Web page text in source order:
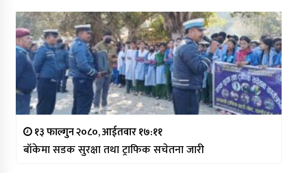
१३ फाल्गुन २०८०, आईतवार १७:११
बाँकेमा सडक सुरक्षा तथा ट्राफिक सचेतना जारी